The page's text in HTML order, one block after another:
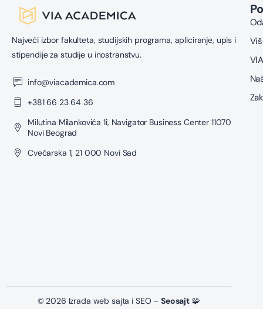
Najveći izbor fakulteta, studijskih programa, apliciranje, upis i
stipendije za studije u inostranstvu.
info@viacademica.com
+381 66 23 64 36
Milutina Milankovića 1i, Navigator Business Center 11070
Novi Beograd
Cvećarska 1, 21 000 Novi Sad
© 2026 Izrada web sajta i SEO –Seosajt 🧩